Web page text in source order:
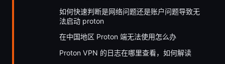
如何快速判断是网络问题还是账户问题导致无
法启动 proton
在中国地区 Proton 端无法使用怎么办
Proton VPN 的日志在哪里查看，如何解读